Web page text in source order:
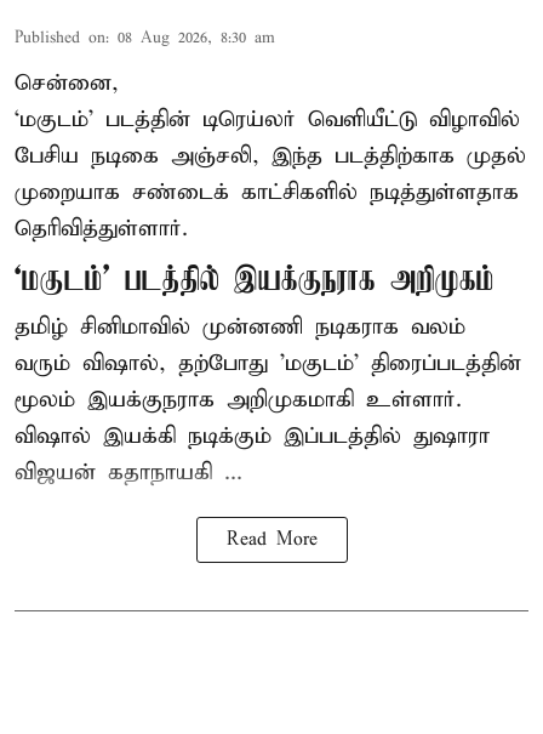
Published on: 08 Aug 2026, 8:30 am
சென்னை,
‘மகுடம்’ படத்தின் டிரெய்லர் வெளியீட்டு விழாவில்
பேசிய நடிகை அஞ்சலி, இந்த படத்திற்காக முதல்
முறையாக சண்டைக் காட்சிகளில் நடித்துள்ளதாக
தெரிவித்துள்ளார்.
‘மகுடம்’ படத்தில் இயக்குநராக அறிமுகம்
தமிழ் சினிமாவில் முன்னணி நடிகராக வலம்
வரும் விஷால், தற்போது 'மகுடம்' திரைப்படத்தின்
மூலம் இயக்குநராக அறிமுகமாகி உள்ளார்.
விஷால் இயக்கி நடிக்கும் இப்படத்தில் துஷாரா
விஜயன் கதாநாயகி ...
Read More